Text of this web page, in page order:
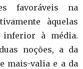
favoráveis na
àquelas
inferior à média.
noções, a da
mais-valia e a da